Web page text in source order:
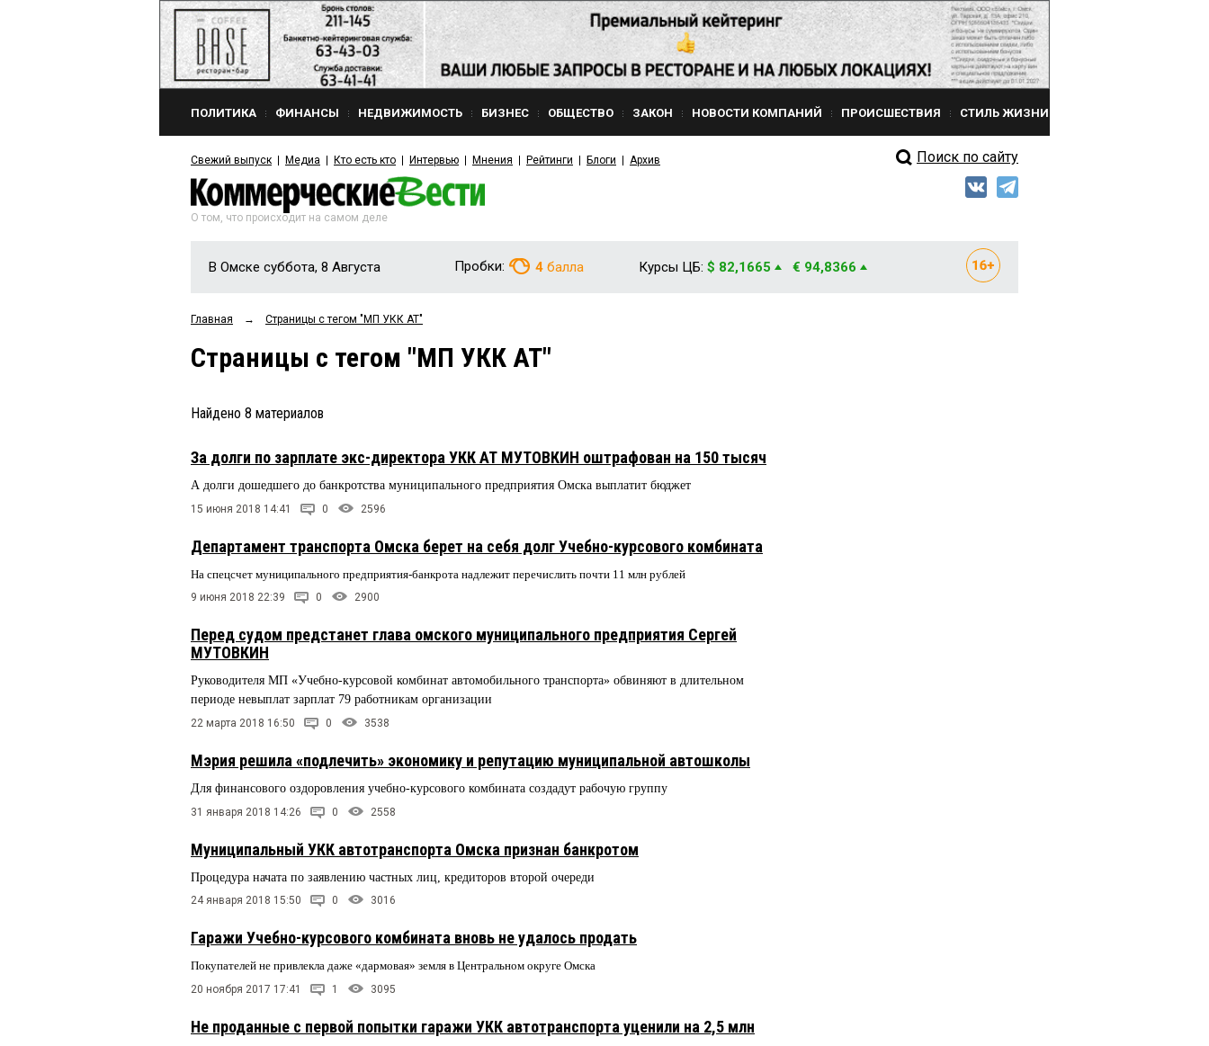
ПОЛИТИКА ФИНАНСЫ НЕДВИЖИМОСТЬ БИЗНЕС ОБЩЕСТВО ЗАКОН НОВОСТИ КОМПАНИЙ ПРОИСШЕСТВИЯ СТИЛЬ ЖИЗНИ
Свежий выпуск Медиа Кто есть кто Интервью Мнения Рейтинги Блоги Архив Поиск по сайту
О том, что происходит на самом деле
В Омске суббота, 8 Августа Пробки: 4 балла Курсы ЦБ: $ 82,1665 € 94,8366
Главная → Страницы c тегом "МП УКК АТ"
Страницы c тегом "МП УКК АТ"
Найдено 8 материалов
За долги по зарплате экс-директора УКК АТ МУТОВКИН оштрафован на 150 тысяч
А долги дошедшего до банкротства муниципального предприятия Омска выплатит бюджет
15 июня 2018 14:41 0 2596
Департамент транспорта Омска берет на себя долг Учебно-курсового комбината
На спецсчет муниципального предприятия-банкрота надлежит перечислить почти 11 млн рублей
9 июня 2018 22:39 0 2900
Перед судом предстанет глава омского муниципального предприятия Сергей
МУТОВКИН
Руководителя МП «Учебно-курсовой комбинат автомобильного транспорта» обвиняют в длительном
периоде невыплат зарплат 79 работникам организации
22 марта 2018 16:50 0 3538
Мэрия решила «подлечить» экономику и репутацию муниципальной автошколы
Для финансового оздоровления учебно-курсового комбината создадут рабочую группу
31 января 2018 14:26 0 2558
Муниципальный УКК автотранспорта Омска признан банкротом
Процедура начата по заявлению частных лиц, кредиторов второй очереди
24 января 2018 15:50 0 3016
Гаражи Учебно-курсового комбината вновь не удалось продать
Покупателей не привлекла даже «дармовая» земля в Центральном округе Омска
20 ноября 2017 17:41 1 3095
Не проданные с первой попытки гаражи УКК автотранспорта уценили на 2,5 млн